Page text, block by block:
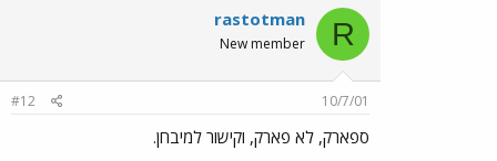
R
rastotman
New member
10/7/01
#12
ספארק, לא פארק, וקישור למיבחן.